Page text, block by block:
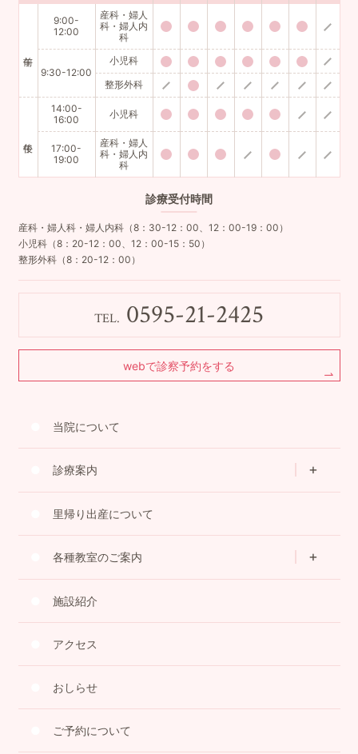
9:00-
12:00
産科・婦人
科・婦人内
科
9:30-12:00
小児科
整形外科
14:00-
16:00
小児科
17:00-
19:00
産科・婦人
科・婦人内
科
診療受付時間
産科・婦人科・婦人内科（8：30-12：00、12：00-19：00）
小児科（8：20-12：00、12：00-15：50）
整形外科（8：20-12：00）
TEL. 0595-21-2425
webで診察予約をする
当院について
診療案内
里帰り出産について
各種教室のご案内
施設紹介
アクセス
おしらせ
ご予約について